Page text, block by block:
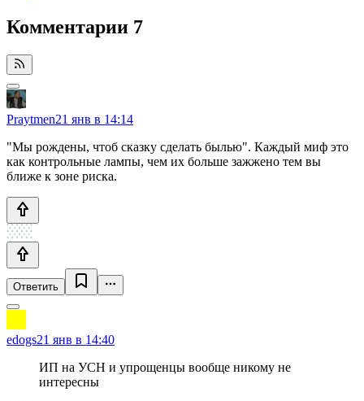
Комментарии 7
Praytmen21 янв в 14:14
"Мы рождены, чтоб сказку сделать былью". Каждый миф это
как контрольные лампы, чем их больше зажжено тем вы
ближе к зоне риска.
Ответить
edogs21 янв в 14:40
ИП на УСН и упрощенцы вообще никому не
интересны